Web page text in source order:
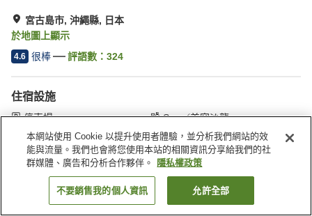
宮古島市, 沖繩縣, 日本
於地圖上顯示
4.6 很棒 評語數： 324
住宿設施
停車場
Spa／美容沙龍
餐廳
酒吧
首頁 日本 沖繩縣 宮古島市 宮古島東急飯店與度假村
找客房
本網站使用 Cookie 以提升使用者體驗，並分析我們網站的效
能與流量。我們也會將您使用本站的相關資訊分享給我們的社
群媒體、廣告和分析合作夥伴。
隱私權政策
不要銷售我的個人資訊 允許全部